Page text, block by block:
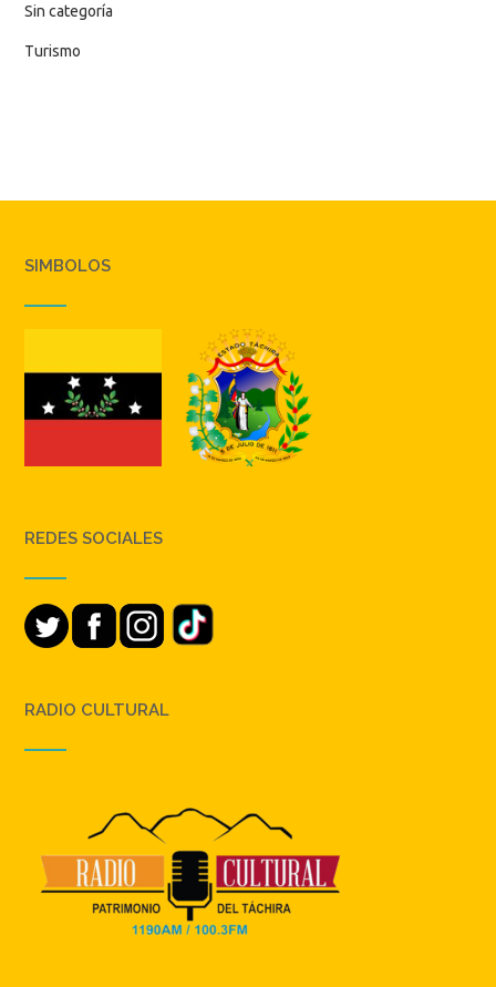
Sin categoría
Turismo
SIMBOLOS
REDES SOCIALES
RADIO CULTURAL